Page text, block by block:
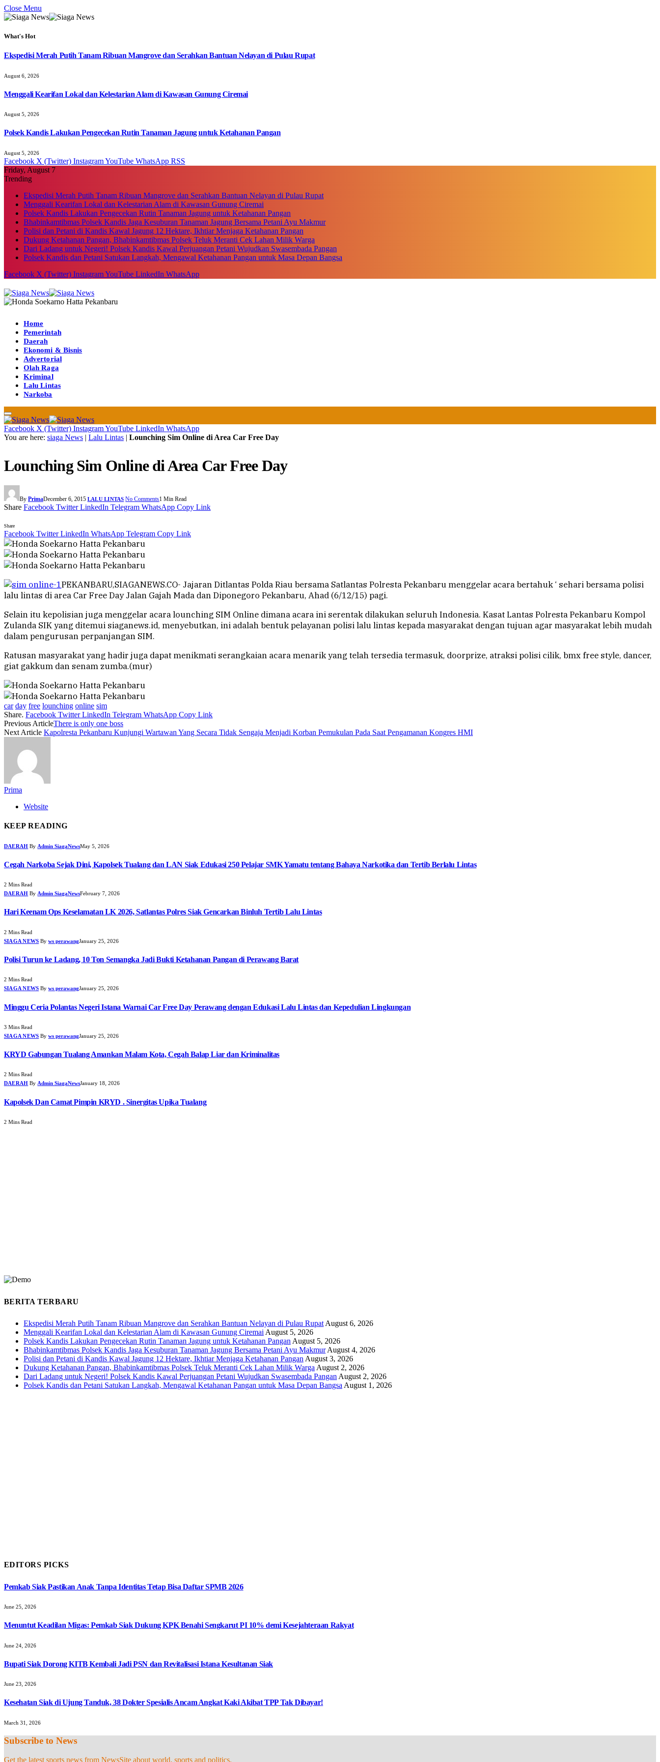
Close Menu
What's Hot
Ekspedisi Merah Putih Tanam Ribuan Mangrove dan Serahkan Bantuan Nelayan di Pulau Rupat
August 6, 2026
Menggali Kearifan Lokal dan Kelestarian Alam di Kawasan Gunung Ciremai
August 5, 2026
Polsek Kandis Lakukan Pengecekan Rutin Tanaman Jagung untuk Ketahanan Pangan
August 5, 2026
Facebook X (Twitter) InstagramYouTube WhatsApp RSS
Friday, August 7
Trending
Ekspedisi Merah Putih Tanam Ribuan Mangrove dan Serahkan Bantuan Nelayan di Pulau Rupat
Menggali Kearifan Lokal dan Kelestarian Alam di Kawasan Gunung Ciremai
Polsek Kandis Lakukan Pengecekan Rutin Tanaman Jagung untuk Ketahanan Pangan
Bhabinkamtibmas Polsek Kandis Jaga Kesuburan Tanaman Jagung Bersama Petani Ayu Makmur
Polisi dan Petani di Kandis Kawal Jagung 12 Hektare, Ikhtiar Menjaga Ketahanan Pangan
Dukung Ketahanan Pangan, Bhabinkamtibmas Polsek Teluk Meranti Cek Lahan Milik Warga
Dari Ladang untuk Negeri! Polsek Kandis Kawal Perjuangan Petani Wujudkan Swasembada Pangan
Polsek Kandis dan Petani Satukan Langkah, Mengawal Ketahanan Pangan untuk Masa Depan Bangsa
Facebook X (Twitter) InstagramYouTube LinkedIn WhatsApp
Home
Pemerintah
Daerah
Ekonomi & Bisnis
Advertorial
Olah Raga
Kriminal
Lalu Lintas
Narkoba
Facebook X (Twitter) InstagramYouTube LinkedIn WhatsApp
You are here: siaga News | Lalu Lintas | Lounching Sim Online di Area Car Free Day
Lounching Sim Online di Area Car Free Day
By PrimaDecember 6, 2015 LALU LINTAS No Comments1 Min Read
Share Facebook Twitter LinkedIn Telegram WhatsApp Copy Link
Share
Facebook Twitter LinkedIn WhatsApp Telegram Copy Link
PEKANBARU,SIAGANEWS.CO- Jajaran Ditlantas Polda Riau bersama Satlantas Polresta Pekanbaru menggelar acara bertahuk ‘ sehari bersama polisi
lalu lintas di area Car Free Day Jalan Gajah Mada dan Diponegoro Pekanbaru, Ahad (6/12/15) pagi.
Selain itu kepolisian juga menggelar acara lounching SIM Online dimana acara ini serentak dilakukan seluruh Indonesia. Kasat Lantas Polresta Pekanbaru Kompol
Zulanda SIK yang ditemui siaganews.id, menyebutkan, ini adalah bentuk pelayanan polisi lalu lintas kepada masyarakat dengan tujuan agar masyarakat lebih mudah
dalam pengurusan perpanjangan SIM.
Ratusan masyarakat yang hadir juga dapat menikmati serangkaian acara menarik yang telah tersedia termasuk, doorprize, atraksi polisi cilik, bmx free style, dancer,
giat gakkum dan senam zumba.(mur)
car day free lounching online sim
Share. Facebook Twitter LinkedIn Telegram WhatsApp Copy Link
Previous ArticleThere is only one boss
Next Article Kapolresta Pekanbaru Kunjungi Wartawan Yang Secara Tidak Sengaja Menjadi Korban Pemukulan Pada Saat Pengamanan Kongres HMI
Prima
Website
KEEP READING
DAERAH By Admin SiagaNewsMay 5, 2026
Cegah Narkoba Sejak Dini, Kapolsek Tualang dan LAN Siak Edukasi 250 Pelajar SMK Yamatu tentang Bahaya Narkotika dan Tertib Berlalu Lintas
2 Mins Read
DAERAH By Admin SiagaNewsFebruary 7, 2026
Hari Keenam Ops Keselamatan LK 2026, Satlantas Polres Siak Gencarkan Binluh Tertib Lalu Lintas
2 Mins Read
SIAGA NEWS By ws perawangJanuary 25, 2026
Polisi Turun ke Ladang, 10 Ton Semangka Jadi Bukti Ketahanan Pangan di Perawang Barat
2 Mins Read
SIAGA NEWS By ws perawangJanuary 25, 2026
Minggu Ceria Polantas Negeri Istana Warnai Car Free Day Perawang dengan Edukasi Lalu Lintas dan Kepedulian Lingkungan
3 Mins Read
SIAGA NEWS By ws perawangJanuary 25, 2026
KRYD Gabungan Tualang Amankan Malam Kota, Cegah Balap Liar dan Kriminalitas
2 Mins Read
DAERAH By Admin SiagaNewsJanuary 18, 2026
Kapolsek Dan Camat Pimpin KRYD . Sinergitas Upika Tualang
2 Mins Read
BERITA TERBARU
Ekspedisi Merah Putih Tanam Ribuan Mangrove dan Serahkan Bantuan Nelayan di Pulau Rupat August 6, 2026
Menggali Kearifan Lokal dan Kelestarian Alam di Kawasan Gunung Ciremai August 5, 2026
Polsek Kandis Lakukan Pengecekan Rutin Tanaman Jagung untuk Ketahanan Pangan August 5, 2026
Bhabinkamtibmas Polsek Kandis Jaga Kesuburan Tanaman Jagung Bersama Petani Ayu Makmur August 4, 2026
Polisi dan Petani di Kandis Kawal Jagung 12 Hektare, Ikhtiar Menjaga Ketahanan Pangan August 3, 2026
Dukung Ketahanan Pangan, Bhabinkamtibmas Polsek Teluk Meranti Cek Lahan Milik Warga August 2, 2026
Dari Ladang untuk Negeri! Polsek Kandis Kawal Perjuangan Petani Wujudkan Swasembada Pangan August 2, 2026
Polsek Kandis dan Petani Satukan Langkah, Mengawal Ketahanan Pangan untuk Masa Depan Bangsa August 1, 2026
EDITORS PICKS
Pemkab Siak Pastikan Anak Tanpa Identitas Tetap Bisa Daftar SPMB 2026
June 25, 2026
Menuntut Keadilan Migas: Pemkab Siak Dukung KPK Benahi Sengkarut PI 10% demi Kesejahteraan Rakyat
June 24, 2026
Bupati Siak Dorong KITB Kembali Jadi PSN dan Revitalisasi Istana Kesultanan Siak
June 23, 2026
Kesehatan Siak di Ujung Tanduk, 38 Dokter Spesialis Ancam Angkat Kaki Akibat TPP Tak Dibayar!
March 31, 2026
Subscribe to News
Get the latest sports news from NewsSite about world, sports and politics.